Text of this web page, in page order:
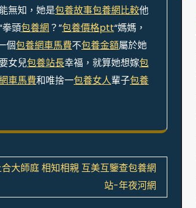
無知，她是包養故事包養網比較他
頭包養網 ？”包養價格ptt“媽媽，
個包養網車馬費不包養金額屬於她
女兒包養站長幸福，就算她想嫁包
車馬費和唯捨一包養女人輩子包養
大師庭 相知相親 互美互鑒查包養網
站-年夜河網